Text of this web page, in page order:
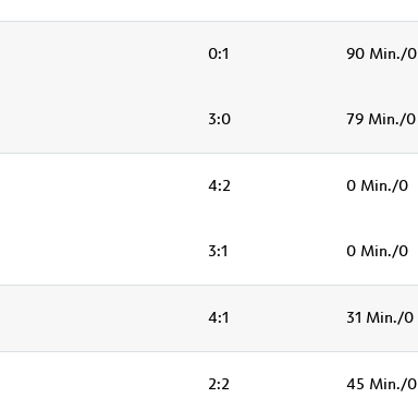
0:1
3:0
90 Min./0
79 Min./0
4:2
3:1
0 Min./0
0 Min./0
4:1 31 Min./0
2:2 45 Min./0